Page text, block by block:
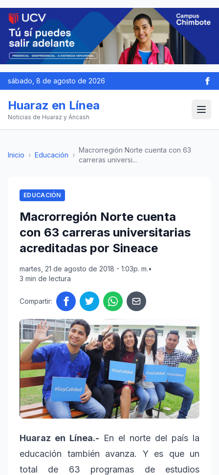
sábado, 8 de agosto de 2026
Huaraz en Línea
Noticias de Huaraz y Áncash
Inicio › Educación ›
Macrorregión Norte cuenta con 63
carreras universi...
EDUCACIÓN
Macrorregión Norte cuenta
con 63 carreras universitarias
acreditadas por Sineace
martes, 21 de agosto de 2018 - 1:03p. m.•
3 min de lectura
Compartir:
Huaraz en Línea.- En el norte del país la
educación también avanza. Y es que un
total de 63 programas de estudios